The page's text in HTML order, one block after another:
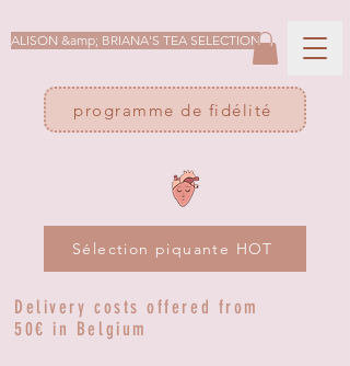
ALISON &amp; BRIANA'S TEA SELECTION
programme de fidélité
Sélection piquante HOT
Delivery costs offered from
50€ in Belgium